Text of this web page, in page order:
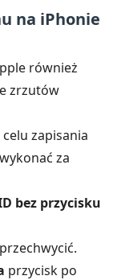
na iPhonie
również
zrzutów
zapisania
za
bez przycisku
przycisk po